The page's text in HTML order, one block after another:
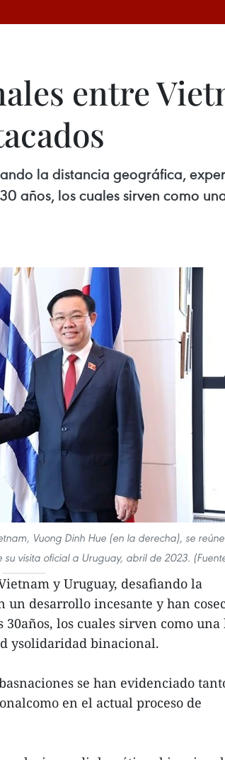
entre
la distancia geográfica,
años, los cuales sirven como
Vuong Dinh Hue (en la derecha), se
visita oficial a Uruguay, abril de 2023.
y Uruguay, desafiando la
desarrollo incesante y han
los cuales sirven como una
ysolidaridad binacional.
se han evidenciado
en el actual proceso de